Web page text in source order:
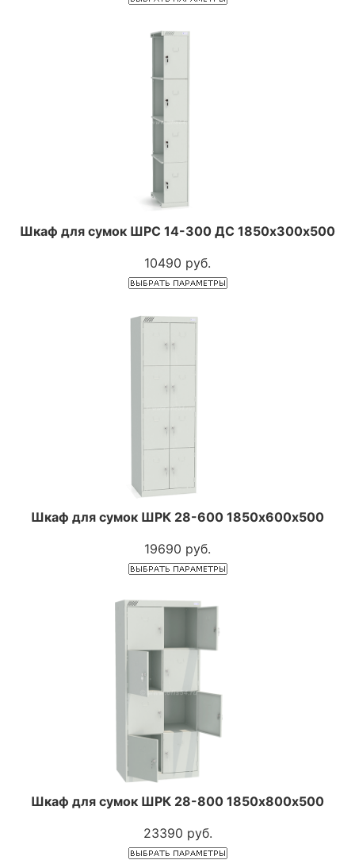
Шкаф для сумок ШРС 14-300 ДС 1850х300х500
10490 руб.
Шкаф для сумок ШРК 28-600 1850х600х500
19690 руб.
Шкаф для сумок ШРК 28-800 1850х800х500
23390 руб.